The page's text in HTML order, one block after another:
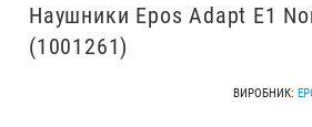
Наушники Epos Adapt E1
(1001261)
ВИРОБНИК: